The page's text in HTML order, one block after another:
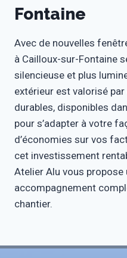
Fontaine
Avec de nouvelles
à Cailloux-sur-Fontaine
silencieuse et plus
extérieur est valorisé
durables, disponibles
pour s’adapter à votre
d’économies sur vos
cet investissement
Atelier Alu vous
accompagnement
chantier.